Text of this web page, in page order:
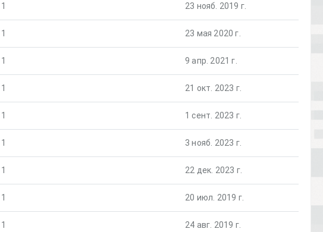
1 23 нояб. 2019 г.
1 23 мая 2020 г.
1 9 апр. 2021 г.
1 21 окт. 2023 г.
1 1 сент. 2023 г.
1 3 нояб. 2023 г.
1 22 дек. 2023 г.
1 20 июл. 2019 г.
1 24 авг. 2019 г.